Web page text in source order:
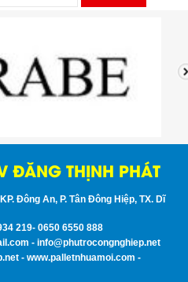
ĐĂNG THỊNH PHÁT
Đông An, P. Tân Đông Hiệp, TX. Dĩ
219- 0650 6550 888
- info@phutrocongnghiep.net
- www.palletnhuamoi.com -